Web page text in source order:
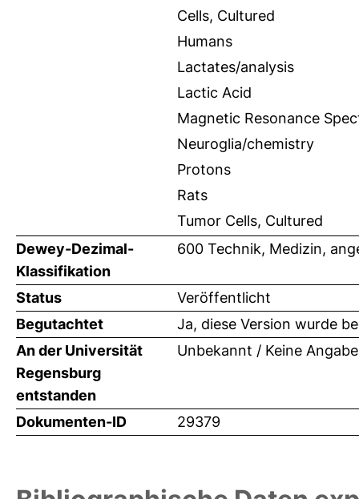
Cells, Cultured
Humans
Lactates/analysis
Lactic Acid
Magnetic Resonance
Neuroglia/chemistry
Protons
Rats
Tumor Cells, Cultured
Dewey-Dezimal-
Klassifikation
600 Technik, Medizin,
Status
Veröffentlicht
Begutachtet
Ja, diese Version wurde
An der Universität
Regensburg
entstanden
Unbekannt / Keine Angabe
Dokumenten-ID 29379